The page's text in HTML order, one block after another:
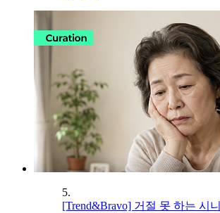
5.
[Trend&Bravo] 거절 못 하는 시